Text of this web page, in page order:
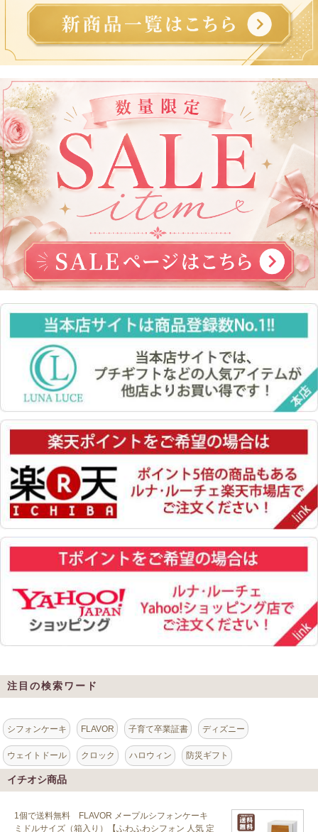
注目の検索ワード
シフォンケーキ FLAVOR 子育て卒業証書 ディズニー
ウェイトドール クロック ハロウィン 防災ギフト
イチオシ商品
1個で送料無料 FLAVOR メープルシフォンケーキ
ミドルサイズ（箱入り）【ふわふわシフォン 人気 定